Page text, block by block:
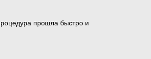
прошла быстро и